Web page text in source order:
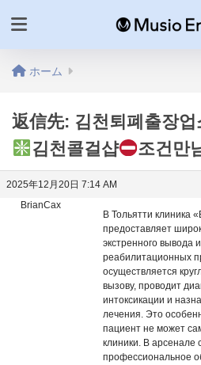
ホーム
返信先: 김천퇴폐출장업
김천콜걸샵
조건만
2025年12月20日 7:14 AM
BrianCax
В Тольятти клиника
предоставляет
экстренного вывода
реабилитационных
осуществляется
вызову, проводит
интоксикации и
лечения. Это
пациент не может
клиники. В арсенале
профессиональное